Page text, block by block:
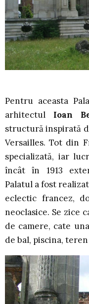
Pentru aceasta
arhitectul Ioan
structură inspirată
Versailles. Tot din
specializată, iar
încât în 1913
Palatul a fost
eclectic francez,
neoclasice. Se zice
de camere, cate
de bal, piscina,